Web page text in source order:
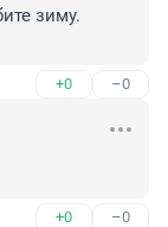
зиму.
+0 –0
+0 –0